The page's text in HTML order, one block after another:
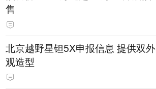
售
北京越野星钽5X申报信息 提供双外
观造型